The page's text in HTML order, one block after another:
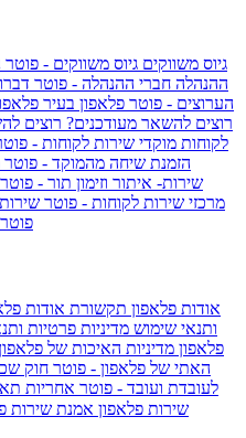
גיוס משווקים גיוס משווקים - פוטר
ההנהלה חברי ההנהלה - פוטר
הערוצים - פוטר פלאפון בעיר
רוצים להשאר מעודכנים? רוצים
לקוחות מוקדי שירות לקוחות -
הזמנת שיחה מהמוקד - פוטר
שירות- איתור וזימון תור - פוטר
מרכזי שירות לקוחות - פוטר
פוטר
אודות פלאפון תקשורת אודות
ותנאי שימוש מדיניות פרטיות
פלאפון מדיניות האיכות של
האתי של פלאפון - פוטר חוק
לעובדת ועובד - פוטר אחריות
שירות פלאפון אמנת שירות